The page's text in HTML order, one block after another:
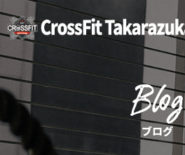
Blog
ブログ